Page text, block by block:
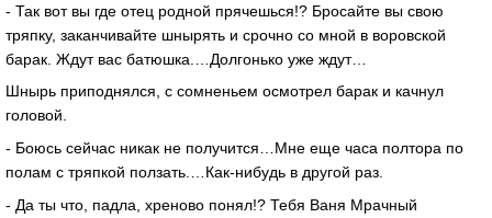
- Так вот вы где отец родной прячешься!? Бросайте вы свою
тряпку, заканчивайте шнырять и срочно со мной в воровской
барак. Ждут вас батюшка.…Долгонько уже ждут…
Шнырь приподнялся, с сомненьем осмотрел барак и качнул
головой.
- Боюсь сейчас никак не получится…Мне еще часа полтора по
полам с тряпкой ползать.…Как-нибудь в другой раз.
- Да ты что, падла, хреново понял!? Тебя Ваня Мрачный